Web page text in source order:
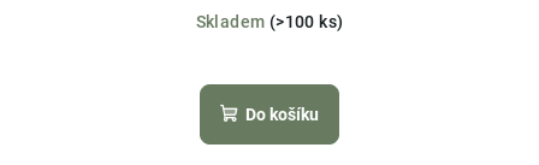
Skladem (>100 ks)
hodnocení
produktu
Do košíku